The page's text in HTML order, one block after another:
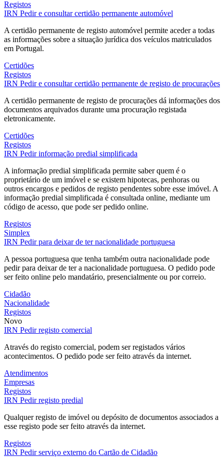
Registos
IRN Pedir e consultar certidão permanente automóvel
A certidão permanente de registo automóvel permite aceder a todas
as informações sobre a situação jurídica dos veículos matriculados
em Portugal.
Certidões
Registos
IRN Pedir e consultar certidão permanente de registo de procurações
A certidão permanente de registo de procurações dá informações dos
documentos arquivados durante uma procuração registada
eletronicamente.
Certidões
Registos
IRN Pedir informação predial simplificada
A informação predial simplificada permite saber quem é o
proprietário de um imóvel e se existem hipotecas, penhoras ou
outros encargos e pedidos de registo pendentes sobre esse imóvel. A
informação predial simplificada é consultada online, mediante um
código de acesso, que pode ser pedido online.
Registos
Simplex
IRN Pedir para deixar de ter nacionalidade portuguesa
A pessoa portuguesa que tenha também outra nacionalidade pode
pedir para deixar de ter a nacionalidade portuguesa. O pedido pode
ser feito online pelo mandatário, presencialmente ou por correio.
Cidadão
Nacionalidade
Registos
Novo
IRN Pedir registo comercial
Através do registo comercial, podem ser registados vários
acontecimentos. O pedido pode ser feito através da internet.
Atendimentos
Empresas
Registos
IRN Pedir registo predial
Qualquer registo de imóvel ou depósito de documentos associados a
esse registo pode ser feito através da internet.
Registos
IRN Pedir serviço externo do Cartão de Cidadão